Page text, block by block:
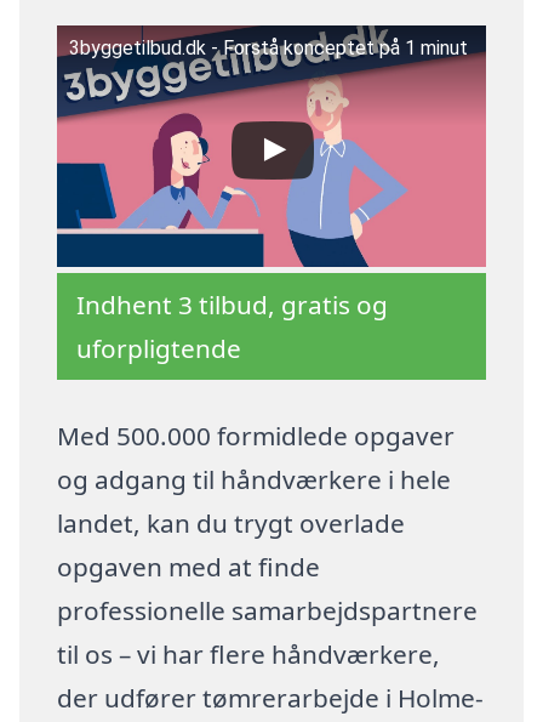
3byggetilbud.dk - Forstå konceptet på 1 minut
Indhent 3 tilbud, gratis og
uforpligtende
Med 500.000 formidlede opgaver
og adgang til håndværkere i hele
landet, kan du trygt overlade
opgaven med at finde
professionelle samarbejdspartnere
til os – vi har flere håndværkere,
der udfører tømrerarbejde i Holme-